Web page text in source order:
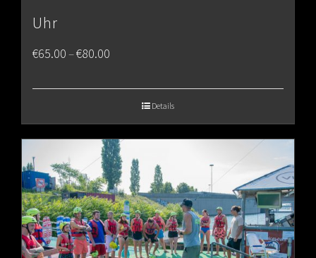
Uhr
€65.00–€80.00
€80.00
Details